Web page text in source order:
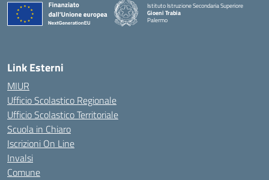
Istituto Istruzione Secondaria Superiore
Gioeni Trabia
Palermo
Link Esterni
MIUR
Ufficio Scolastico Regionale
Ufficio Scolastico Territoriale
Scuola in Chiaro
Iscrizioni On Line
Invalsi
Comune